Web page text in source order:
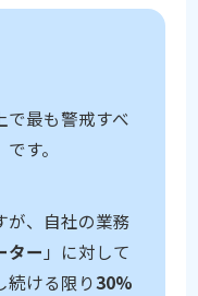
で最も警戒すべ
です。
が、自社の業務
ター 」に対して
続ける限り30%